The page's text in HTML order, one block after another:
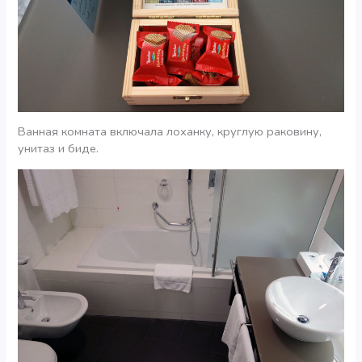
Ванная комната включала лоханку, круглую раковину,
унитаз и биде.